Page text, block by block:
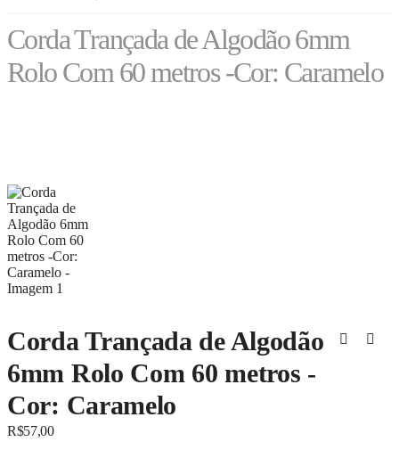
Corda Trançada de Algodão 6mm
Rolo Com 60 metros -Cor: Caramelo
Corda Trançada de Algodão
6mm Rolo Com 60 metros -
Cor: Caramelo
R$57,00